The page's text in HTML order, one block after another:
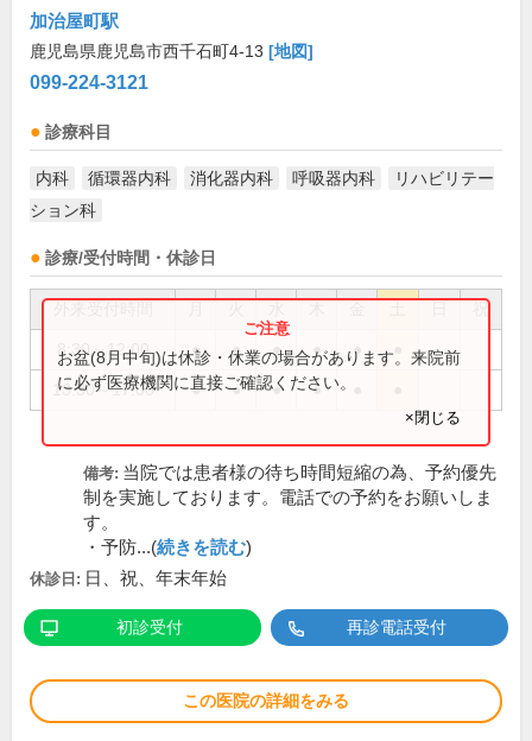
加治屋町駅
鹿児島県鹿児島市西千石町4-13 [地図]
099-224-3121
診療科目
内科 循環器内科 消化器内科 呼吸器内科
リハビリテー
ション科
診療/受付時間・休診日
祝
8:30～12:00 ● ● ● ● ●
13:30～17:00 ● ● ● ●
お盆(8月中旬)は休診・休業の場合があります。来院前
に必ず医療機関に直接ご確認ください。
×閉じる
備考: 当院では患者様の待ち時間短縮の為、予約優先
制を実施しております。電話での予約をお願いしま
す。
・予防...(続きを読む)
休診日: 日、祝、年末年始
初診受付 再診電話受付
この医院の詳細をみる